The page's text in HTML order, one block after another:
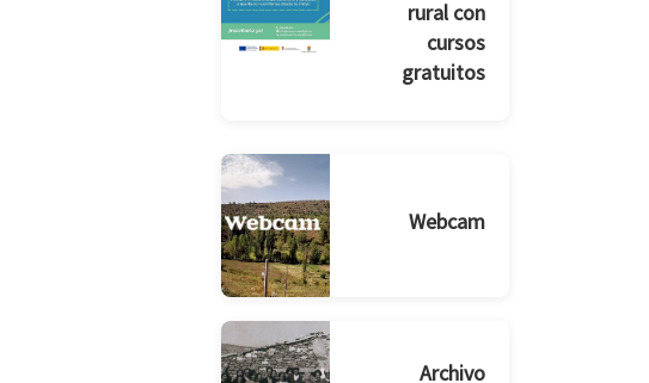
rural con
cursos
gratuitos
Webcam
Archivo